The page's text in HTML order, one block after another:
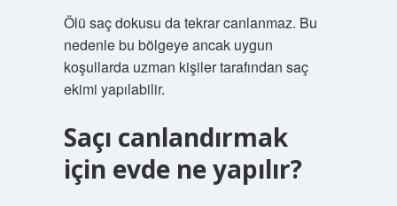
Ölü saç dokusu da tekrar canlanmaz. Bu
nedenle bu bölgeye ancak uygun
koşullarda uzman kişiler tarafından saç
ekimi yapılabilir.
Saçı canlandırmak
için evde ne yapılır?